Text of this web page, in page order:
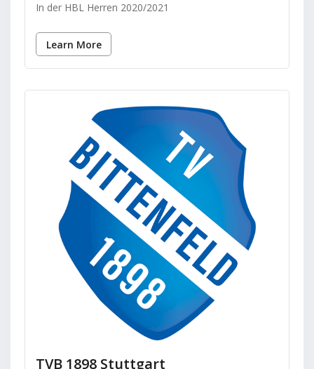
In der HBL Herren 2020/2021
Learn More
TVB 1898 Stuttgart